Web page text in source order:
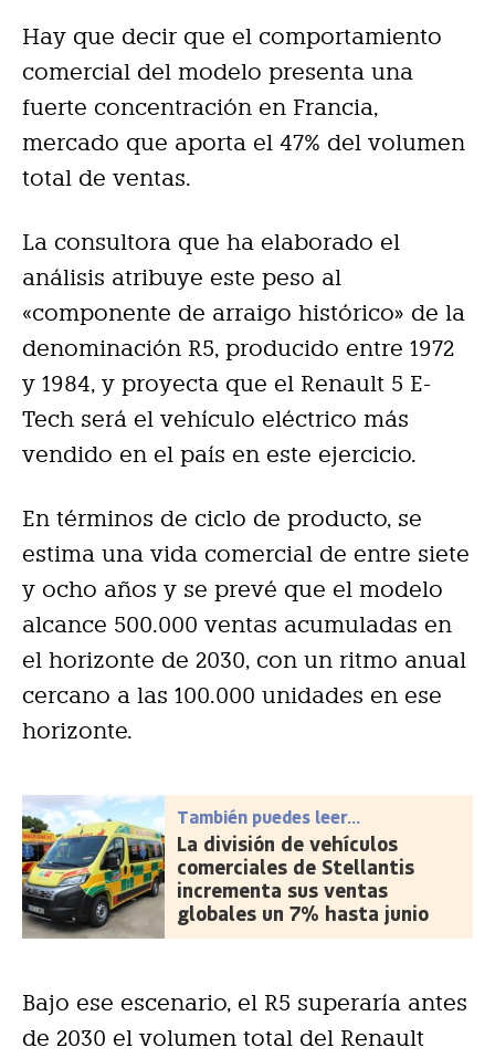
Hay que decir que el comportamiento
comercial del modelo presenta una
fuerte concentración en Francia,
mercado que aporta el 47% del volumen
total de ventas.
La consultora que ha elaborado el
análisis atribuye este peso al
«componente de arraigo histórico» de la
denominación R5, producido entre 1972
y 1984, y proyecta que el Renault 5 E-
Tech será el vehículo eléctrico más
vendido en el país en este ejercicio.
En términos de ciclo de producto, se
estima una vida comercial de entre siete
y ocho años y se prevé que el modelo
alcance 500.000 ventas acumuladas en
el horizonte de 2030, con un ritmo anual
cercano a las 100.000 unidades en ese
horizonte.
También puedes leer...
La división de vehículos
comerciales de Stellantis
incrementa sus ventas
globales un 7% hasta junio
Bajo ese escenario, el R5 superaría antes
de 2030 el volumen total del Renault